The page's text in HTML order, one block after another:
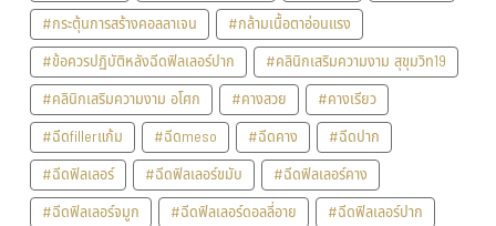
#กระตุ้นการสร้างคอลลาเจน
#กล้ามเนื้อตาอ่อนแรง
#ข้อควรปฏิบัติหลังฉีดฟิลเลอร์ปาก
#คลินิกเสริมความงาม สุขุมวิท19
#คลินิกเสริมความงาม อโศก
#คางสวย
#คางเรียว
#ฉีดfillerแก้ม
#ฉีดmeso #ฉีดคาง
#ฉีดปาก
#ฉีดฟิลเลอร์
#ฉีดฟิลเลอร์ขมับ
#ฉีดฟิลเลอร์คาง
#ฉีดฟิลเลอร์จมูก
#ฉีดฟิลเลอร์ดอลลี่อาย
#ฉีดฟิลเลอร์ปาก